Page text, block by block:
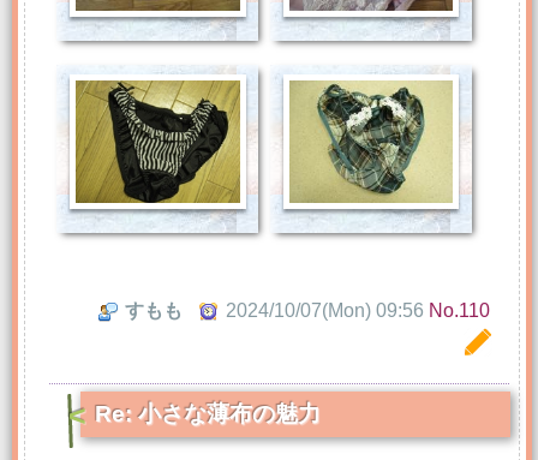
すもも 2024/10/07(Mon) 09:56 No.110
Re: 小さな薄布の魅力